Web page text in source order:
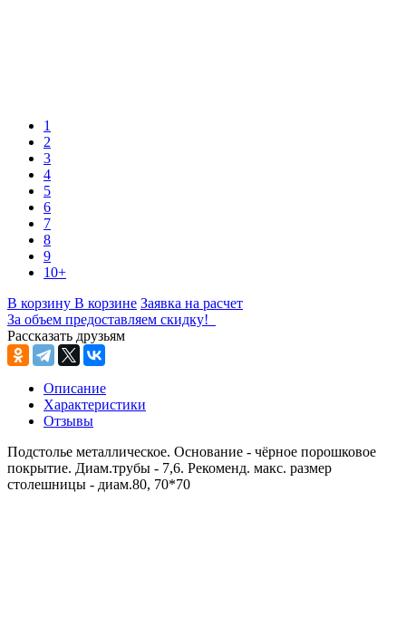
1
2
3
4
5
6
7
8
9
10+
В корзину В корзине Заявка на расчет
За объем предоставляем скидку!
Рассказать друзьям
Описание
Характеристики
Отзывы
Подстолье металлическое. Основание - чёрное порошковое
покрытие. Диам.трубы - 7,6. Рекоменд. макс. размер
столешницы - диам.80, 70*70